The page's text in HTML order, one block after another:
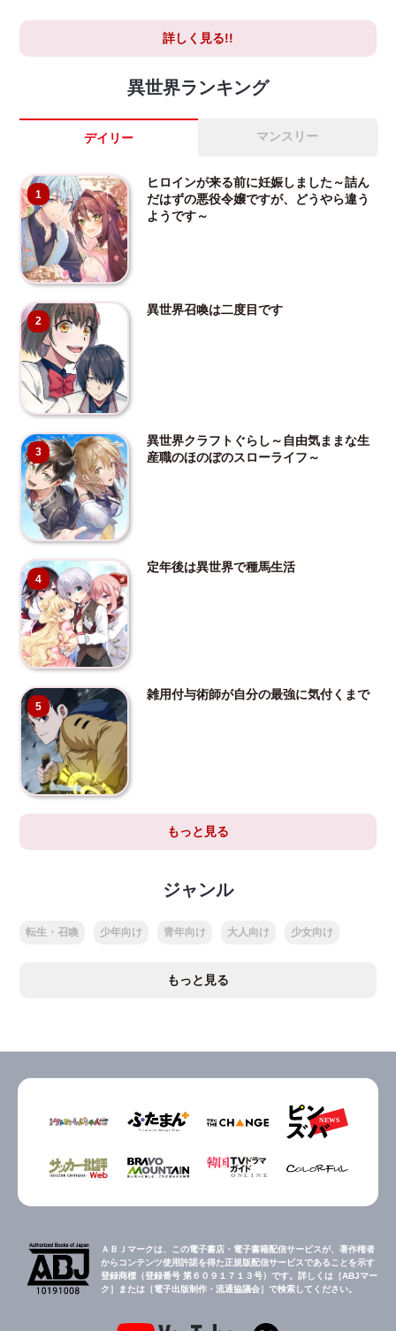
詳しく見る!!
異世界ランキング
デイリー マンスリー
1
ヒロインが来る前に妊娠しました～詰ん
だはずの悪役令嬢ですが、どうやら違う
ようです～
2
異世界召喚は二度目です
3
異世界クラフトぐらし～自由気ままな生
産職のほのぼのスローライフ～
4
定年後は異世界で種馬生活
5
雑用付与術師が自分の最強に気付くまで
もっと見る
ジャンル
転生・召喚 少年向け 青年向け 大人向け 少女向け
もっと見る
ＡＢＪマークは、この電子書店・電子書籍配信サービスが、著作権者
からコンテンツ使用許諾を得た正規版配信サービスであることを示す
登録商標（登録番号 第６０９１７１３号）です。詳しくは［ABJマー
ク］または［電子出版制作・流通協議会］で検索してください。